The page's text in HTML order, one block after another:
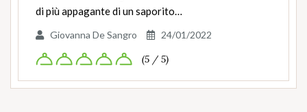
di più appagante di un saporito…
Giovanna De Sangro 24/01/2022
(5 / 5)